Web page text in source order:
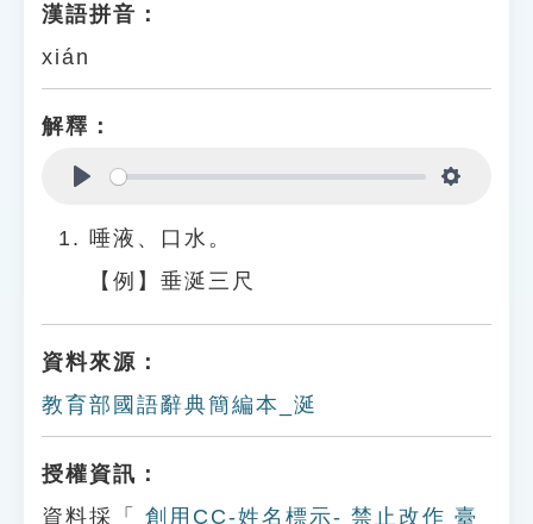
漢語拼音：
xián
解釋：
唾液、口水。
【例】垂涎三尺
資料來源：
教育部國語辭典簡編本_涎
授權資訊：
資料採「
創用CC-姓名標示- 禁止改作 臺